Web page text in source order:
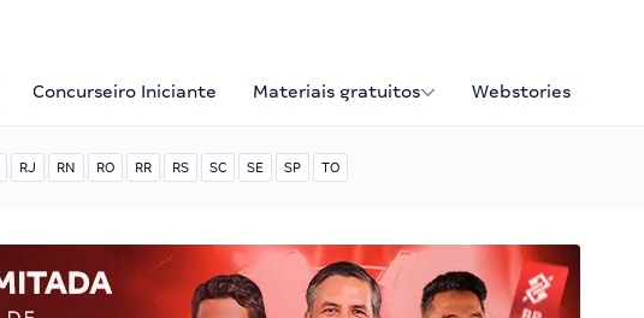
Concurseiro Iniciante Materiais gratuitos Webstories
RJ RN RO RR RS SC SE SP TO